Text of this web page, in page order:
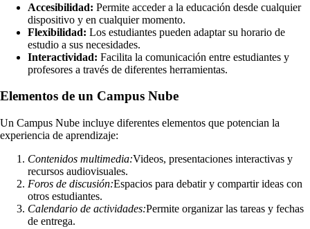
Accesibilidad: Permite acceder a la educación desde cualquier
dispositivo y en cualquier momento.
Flexibilidad: Los estudiantes pueden adaptar su horario de
estudio a sus necesidades.
Interactividad: Facilita la comunicación entre estudiantes y
profesores a través de diferentes herramientas.
Elementos de un Campus Nube
Un Campus Nube incluye diferentes elementos que potencian la
experiencia de aprendizaje:
Contenidos multimedia:Videos, presentaciones interactivas y
recursos audiovisuales.
Foros de discusión:Espacios para debatir y compartir ideas con
otros estudiantes.
Calendario de actividades:Permite organizar las tareas y fechas
de entrega.